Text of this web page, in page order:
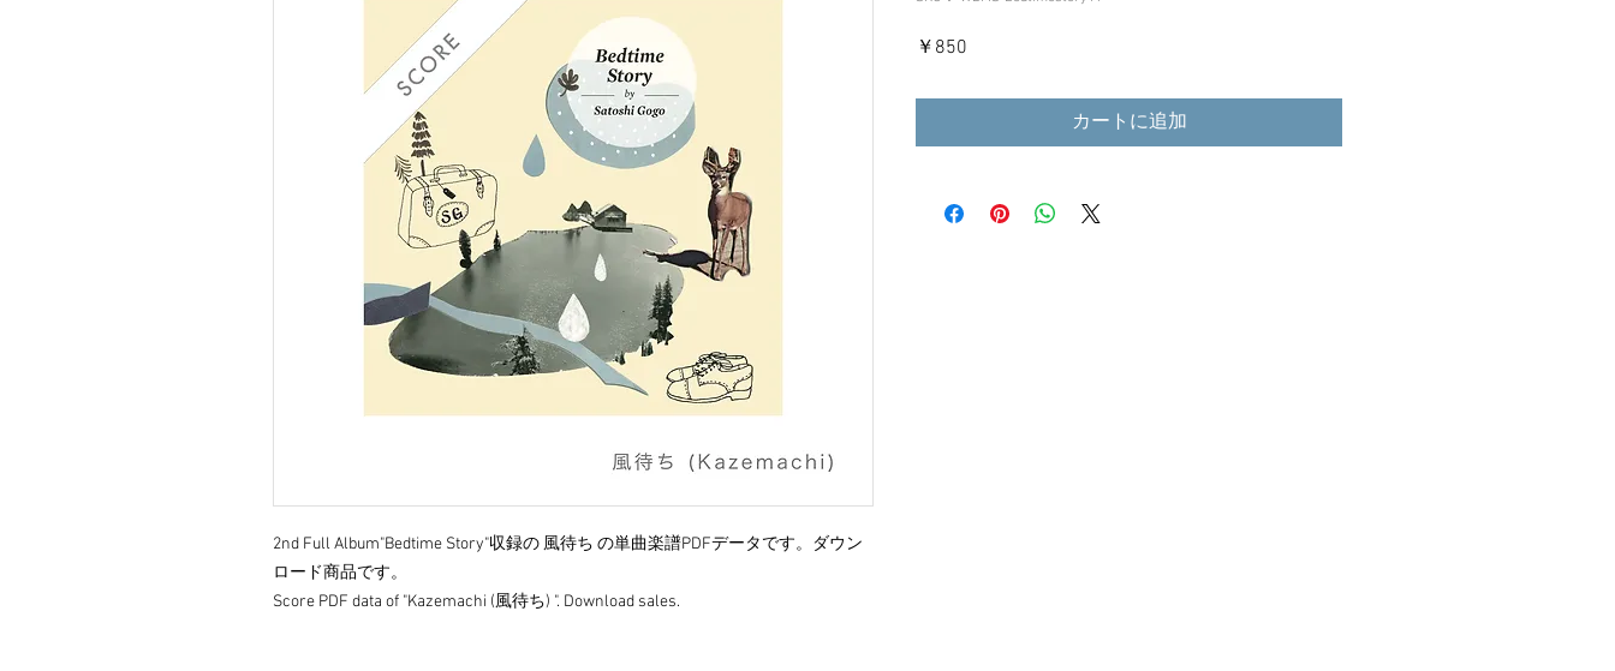
2nd Full Album"Bedtime Story"収録の 風待ち の単曲楽譜PDFデータです。ダウン
ロード商品です。
Score PDF data of "Kazemachi (風待ち) ". Download sales.
￥850
カートに追加